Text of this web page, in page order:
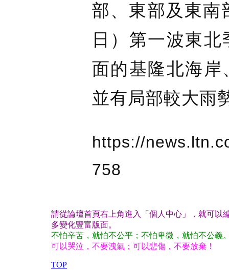
部、東部及東南
日）第一波東
面的基隆北海岸
並有局部較大雨
https://
758
請從論壇首頁右上角進入「個人中心」，就可以
多變化豐富版面。
不怕辛苦，就怕不公平；不怕卑微，就怕不公義
可以哭泣，不要洩氣；可以悲傷，不要放棄！
TOP